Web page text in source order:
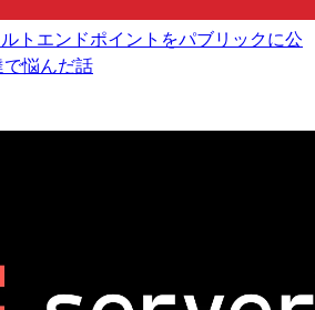
トエンドポイントをパブリックに公
悩んだ話